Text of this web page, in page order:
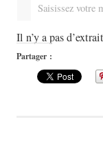
Saisissez votre
Il n’y a pas
Partager :